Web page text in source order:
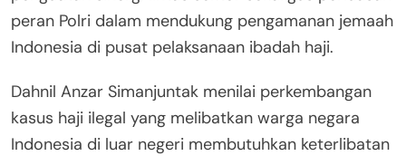
peran Polri dalam mendukung pengamanan jemaah
Indonesia di pusat pelaksanaan ibadah haji.
Dahnil Anzar Simanjuntak menilai perkembangan
kasus haji ilegal yang melibatkan warga negara
Indonesia di luar negeri membutuhkan keterlibatan